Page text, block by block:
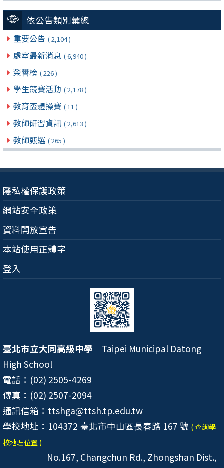
依公告類別彙總
重要公告 ( 2,104 )
處室最新消息 ( 6,940 )
榮譽榜 ( 226 )
學生競賽活動 ( 2,178 )
教育盃體操賽 ( 11 )
教師研習資訊 ( 2,613 )
教師甄選 ( 265 )
隱私權保護政策
網站安全政策
資料開放宣告
本站使用正體字
登入
臺北市立大同高級中學 Taipei Municipal Datong
High School
電話：(02) 2505-4269
傳真：(02) 2507-2094
通訊信箱：ttshga@ttsh.tp.edu.tw
學校地址：104372 臺北市中山區長春路 167 號 ( 查詢學
校地理位置 )
No.167, Changchun Rd., Zhongshan Dist.,